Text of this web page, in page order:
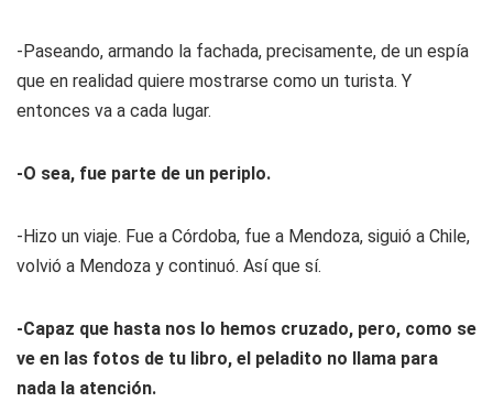
-Paseando, armando la fachada, precisamente, de un espía
que en realidad quiere mostrarse como un turista. Y
entonces va a cada lugar.
-O sea, fue parte de un periplo.
-Hizo un viaje. Fue a Córdoba, fue a Mendoza, siguió a Chile,
volvió a Mendoza y continuó. Así que sí.
-Capaz que hasta nos lo hemos cruzado, pero, como se
ve en las fotos de tu libro, el peladito no llama para
nada la atención.